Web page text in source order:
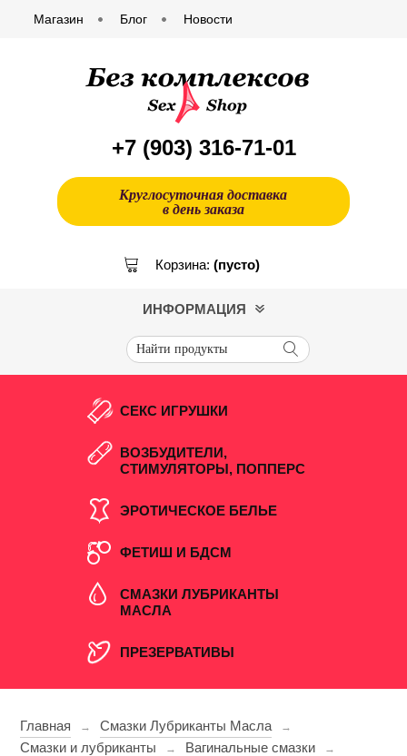
Магазин Блог Новости
+7 (903) 316-71-01
Круглосуточная доставка
в день заказа
Корзина: (пусто)
ИНФОРМАЦИЯ
СЕКС ИГРУШКИ
ВОЗБУДИТЕЛИ,
СТИМУЛЯТОРЫ, ПОППЕРС
ЭРОТИЧЕСКОЕ БЕЛЬЕ
ФЕТИШ И БДСМ
СМАЗКИ ЛУБРИКАНТЫ
МАСЛА
ПРЕЗЕРВАТИВЫ
Главная → Смазки Лубриканты Масла →
Смазки и лубриканты → Вагинальные смазки
→